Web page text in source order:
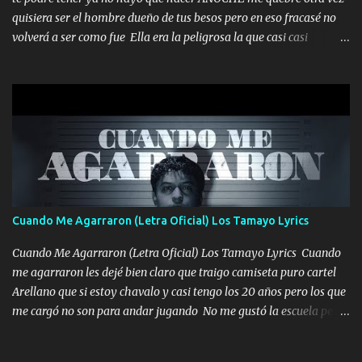
quisiera ser el hombre dueño de tus besos pero en eso fracasé no
volverá a ser como fue Ella era la peligrosa la que casi casi
Música Amar me duele estoy rodeado de mujeres pero solo
quieren billetes y yo que solo ocupo verte Recuerdo echábamos
pasión en la troca tus labios besándome yo quitándote la ropa no
quiero que sea nunca con otra yo quiero llevarte a la Luna y si
quieres en ese momento te pido que seas mi esposa Chingada
madre no quiero dejar de tenerte no ayuda la p'uta loquera y al
chile quisiera ser menos de ti dependiente la pinche tristeza me
encierra princesa tu sabes que nunca saldras de mi mente Ella era
la peligro...
Cuando Me Agarraron (Letra Oficial) Los Tamayo Lyrics
Cuando Me Agarraron (Letra Oficial) Los Tamayo Lyrics Cuando
me agarraron les dejé bien claro que traigo camiseta puro cartel
Arellano que si estoy chavalo y casi tengo los 20 años pero los que
me cargó no son para andar jugando No me gustó la escuela pero